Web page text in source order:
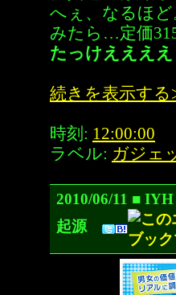
へぇ、なるほ
みたら…定価
たっけえええ
続きを表示す
時刻: 12:00:00
ラベル: ガジェ
2010/06/11 ■
起源